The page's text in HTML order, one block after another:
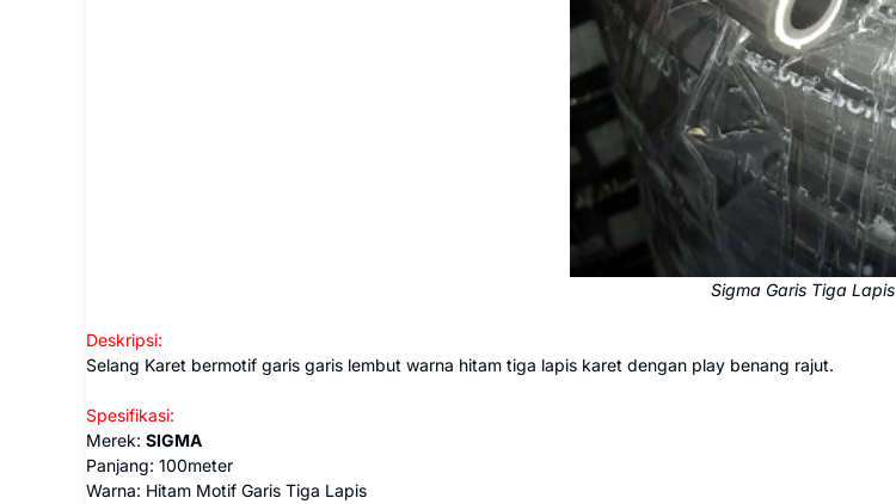
Sigma Garis Tiga Lapis
Deskripsi:
Selang Karet bermotif garis garis lembut warna hitam tiga lapis karet dengan play benang rajut.
Spesifikasi:
Merek: SIGMA
Panjang: 100meter
Warna: Hitam Motif Garis Tiga Lapis